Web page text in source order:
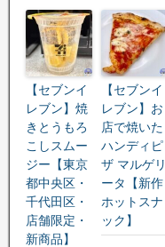
【セブンイ
レブン】焼
きとうもろ
こしスムー
ジー【東京
都中央区・
千代田区・
店舗限定・
新商品】
【セブンイ
レブン】お
店で焼いた
ハンディピ
ザ マルゲリ
ータ【新作
ホットスナ
ック】